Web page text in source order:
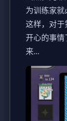
为训练家
这样，对
开心的事
来...